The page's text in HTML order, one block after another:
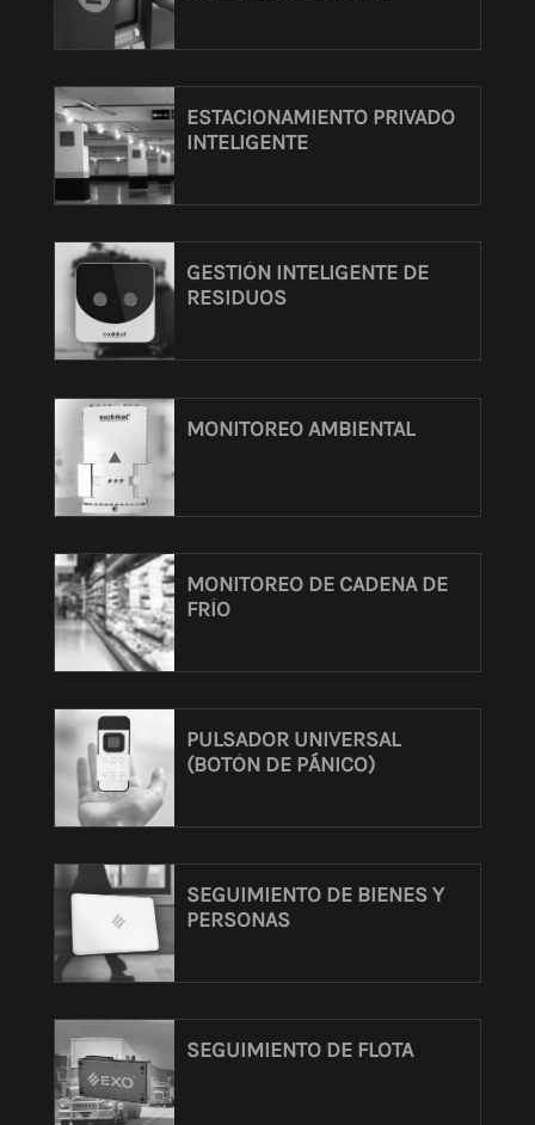
ESTACIONAMIENTO PRIVADO
INTELIGENTE
GESTIÓN INTELIGENTE DE
RESIDUOS
MONITOREO AMBIENTAL
MONITOREO DE CADENA DE
FRÍO
PULSADOR UNIVERSAL
(BOTÓN DE PÁNICO)
SEGUIMIENTO DE BIENES Y
PERSONAS
SEGUIMIENTO DE FLOTA